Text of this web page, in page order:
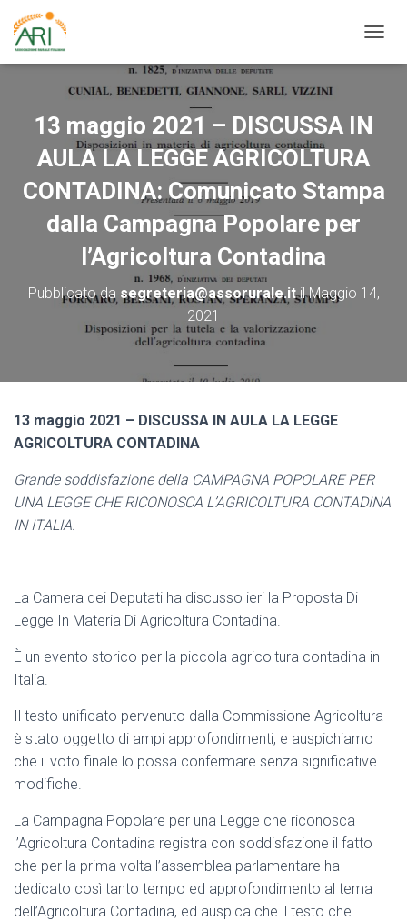
A
O
N
G
13 maggio 2021 – DISCUSSA IN
AULA LA LEGGE AGRICOLTURA
CONTADINA: Comunicato Stampa
dalla Campagna Popolare per
l’Agricoltura Contadina
Pubblicato da segreteria@assorurale.itilMaggio 14,
2021
13 maggio 2021 – DISCUSSA IN AULA LA LEGGE
AGRICOLTURA CONTADINA
Grande soddisfazione della CAMPAGNA POPOLARE PER
UNA LEGGE CHE RICONOSCA L’AGRICOLTURA CONTADINA
IN ITALIA.
La Camera dei Deputati ha discusso ieri la Proposta Di
Legge In Materia Di Agricoltura Contadina.
È un evento storico per la piccola agricoltura contadina in
Italia.
Il testo unificato pervenuto dalla Commissione Agricoltura
è stato oggetto di ampi approfondimenti, e auspichiamo
che il voto finale lo possa confermare senza significative
modifiche.
La Campagna Popolare per una Legge che riconosca
l’Agricoltura Contadina registra con soddisfazione il fatto
che per la prima volta l’assemblea parlamentare ha
dedicato così tanto tempo ed approfondimento al tema
dell’Agricoltura Contadina, ed auspica che il testo che